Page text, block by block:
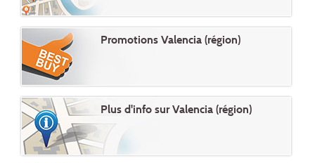
Promotions Valencia (région)
Plus d'info sur Valencia (région)